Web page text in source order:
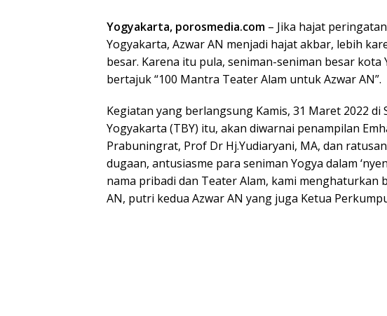
Yogyakarta, porosmedia.com – Jika hajat
Yogyakarta, Azwar AN menjadi hajat akbar, lebih
besar. Karena itu pula, seniman-seniman besar
bertajuk “100 Mantra Teater Alam untuk Azwar AN”.
Kegiatan yang berlangsung Kamis, 31 Maret 2022 di
Yogyakarta (TBY) itu, akan diwarnai penampilan
Prabuningrat, Prof Dr Hj.Yudiaryani, MA, dan
dugaan, antusiasme para seniman Yogya dalam
nama pribadi dan Teater Alam, kami menghaturkan
AN, putri kedua Azwar AN yang juga Ketua